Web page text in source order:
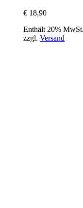
€ 18,90
Enthält 20%
zzgl. Versand